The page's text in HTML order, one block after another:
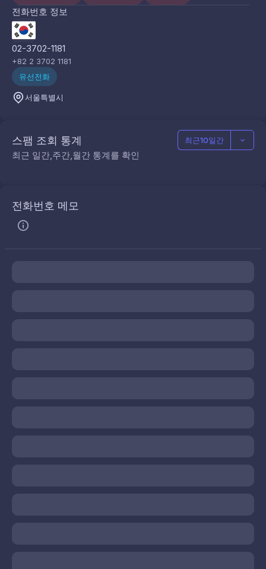
전화번호 정보
02-3702-1181
+82 2 3702 1181
유선전화
서울특별시
스팸 조회 통계
최근 일간,주간,월간 통계를 확인
최근10일간
전화번호 메모